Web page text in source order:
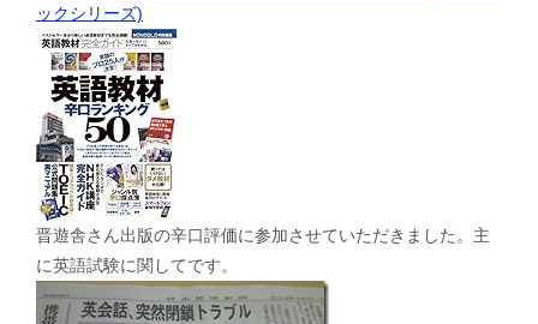
ックシリーズ)
晋遊舎さん出版の辛口評価に参加させていただきました。主
に英語試験に関してです。